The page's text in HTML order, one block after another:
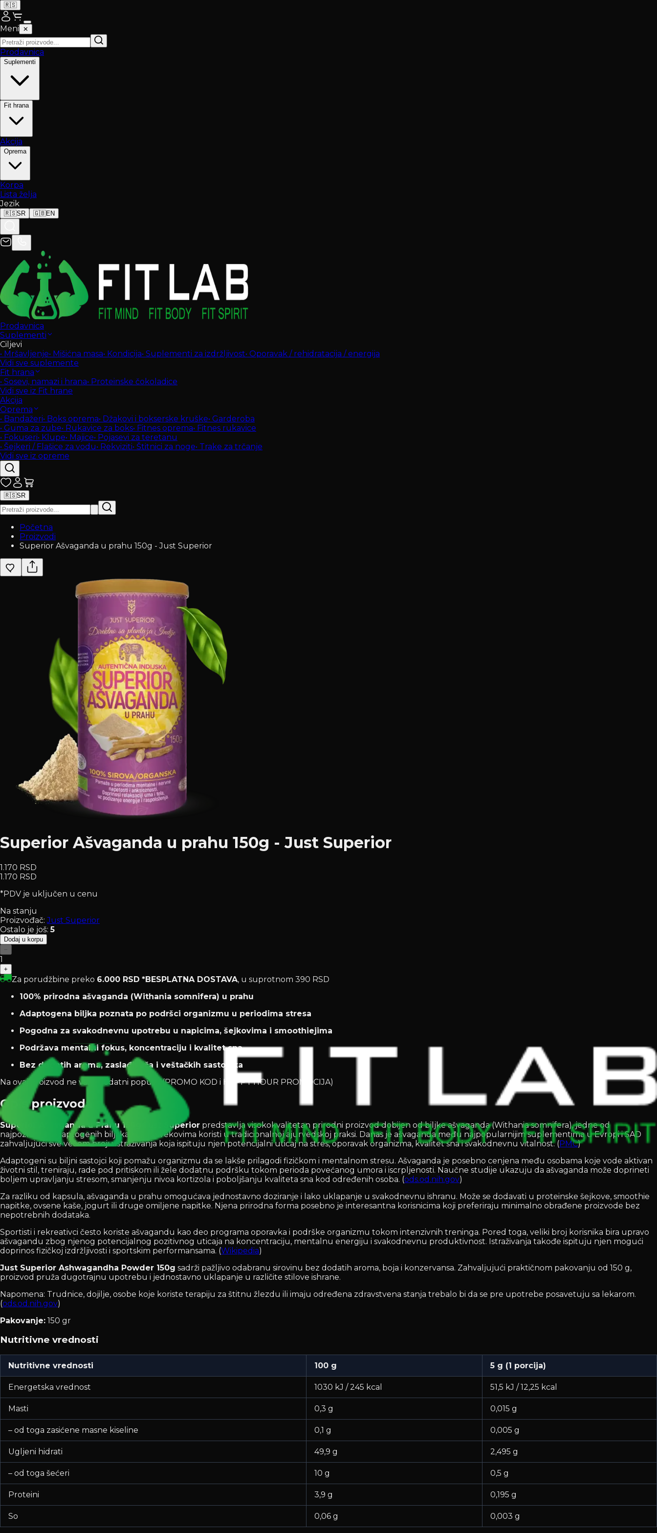
🇷🇸
Meni ✕
Prodavnica
Suplementi
Fit hrana
Akcija
Oprema
Korpa
Lista želja
Jezik
🇷🇸SR 🇬🇧EN
Prodavnica
Suplementi
Ciljevi
• Mršavljenje• Mišićna masa• Kondicija• Suplementi za izdržljivost• Oporavak / rehidratacija / energija
Vidi sve suplemente
Fit hrana
• Sosevi, namazi i hrana• Proteinske čokoladice
Vidi sve iz Fit hrane
Akcija
Oprema
• Bandažeri• Boks oprema• Džakovi i bokserske kruške• Garderoba
• Guma za zube• Rukavice za boks• Fitnes oprema• Fitnes rukavice
• Fokuseri• Klupe• Majice• Pojasevi za teretanu
• Šejkeri / Flašice za vodu• Rekviziti• Štitnici za noge• Trake za trčanje
Vidi sve iz opreme
🇷🇸SR
Početna
Proizvodi
Superior Ašvaganda u prahu 150g - Just Superior
Superior Ašvaganda u prahu 150g - Just Superior
1.170 RSD
1.170 RSD
*PDV je uključen u cenu
Na stanju
Proizvođač:Just Superior
Ostalo je još:5
Dodaj u korpu
−
1
+
Za porudžbine preko 6.000 RSD *BESPLATNA DOSTAVA, u suprotnom 390 RSD
100% prirodna ašvaganda (Withania somnifera) u prahu
Adaptogena biljka poznata po podršci organizmu u periodima stresa
Pogodna za svakodnevnu upotrebu u napicima, šejkovima i smoothiejima
Podržava mentalni fokus, koncentraciju i kvalitet sna
Bez dodatih aroma, zaslađivača i veštačkih sastojaka
Na ovaj proizvod ne važe dodatni popusti (PROMO KOD i HAPPY HOUR PROMOCIJA)
Opis proizvoda
Superior Ašvaganda u Prahu 150g Just Superior predstavlja visokokvalitetan prirodni proizvod dobijen od biljke ašvaganda (Withania somnifera), jedne od
najpoznatijih adaptogenih biljaka koja se vekovima koristi u tradicionalnoj ajurvedskoj praksi. Danas je ašvaganda među najpopularnijim suplementima u Evropi i SAD
zahvaljujući sve većem broju istraživanja koja ispituju njen potencijalni uticaj na stres, oporavak organizma, kvalitet sna i svakodnevnu vitalnost. (PMC)
Adaptogeni su biljni sastojci koji pomažu organizmu da se lakše prilagodi fizičkom i mentalnom stresu. Ašvaganda je posebno cenjena među osobama koje vode aktivan
životni stil, treniraju, rade pod pritiskom ili žele dodatnu podršku tokom perioda povećanog umora i iscrpljenosti. Naučne studije ukazuju da ašvaganda može doprineti
boljem upravljanju stresom, smanjenju nivoa kortizola i poboljšanju kvaliteta sna kod određenih osoba. (ods.od.nih.gov)
Za razliku od kapsula, ašvaganda u prahu omogućava jednostavno doziranje i lako uklapanje u svakodnevnu ishranu. Može se dodavati u proteinske šejkove, smoothie
napitke, ovsene kaše, jogurt ili druge omiljene napitke. Njena prirodna forma posebno je interesantna korisnicima koji preferiraju minimalno obrađene proizvode bez
nepotrebnih dodataka.
Sportisti i rekreativci često koriste ašvagandu kao deo programa oporavka i podrške organizmu tokom intenzivnih treninga. Pored toga, veliki broj korisnika bira upravo
ašvagandu zbog njenog potencijalnog pozitivnog uticaja na koncentraciju, mentalnu energiju i svakodnevnu produktivnost. Istraživanja takođe ispituju njen mogući
doprinos fizičkoj izdržljivosti i sportskim performansama. (Wikipedia)
Just Superior Ashwagandha Powder 150g sadrži pažljivo odabranu sirovinu bez dodatih aroma, boja i konzervansa. Zahvaljujući praktičnom pakovanju od 150 g,
proizvod pruža dugotrajnu upotrebu i jednostavno uklapanje u različite stilove ishrane.
Napomena: Trudnice, dojilje, osobe koje koriste terapiju za štitnu žlezdu ili imaju određena zdravstvena stanja trebalo bi da se pre upotrebe posavetuju sa lekarom.
(ods.od.nih.gov)
Pakovanje: 150 gr
Nutritivne vrednosti
Nutritivne vrednosti 100 g 5 g (1 porcija)
Energetska vrednost 1030 kJ / 245 kcal 51,5 kJ / 12,25 kcal
Masti 0,3 g 0,015 g
– od toga zasićene masne kiseline 0,1 g 0,005 g
Ugljeni hidrati 49,9 g 2,495 g
– od toga šećeri 10 g 0,5 g
Proteini 3,9 g 0,195 g
So 0,06 g 0,003 g